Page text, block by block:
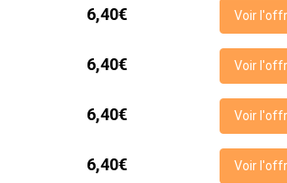
6,40€ Voir
6,40€ Voir
6,40€ Voir
6,40€ Voir